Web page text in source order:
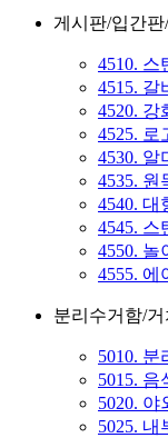
게시판/입간
4510. 스
4515. 갈
4520. 강
4525. 로
4530. 알
4535. 원
4540. 대
4545. 스
4550. 놀
4555. 에
분리수거함/거
5010. 분
5015.
5020. 야
5025.